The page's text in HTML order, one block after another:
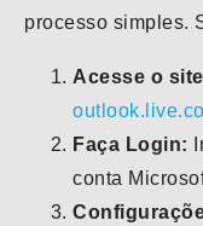
processo simples.
Acesse o
Faça Login:
conta